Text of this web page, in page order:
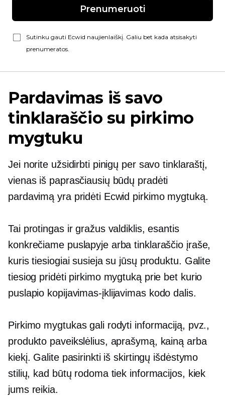
Prenumeruoti
Sutinku gauti Ecwid naujienlaiškį. Galiu bet kada atsisakyti
prenumeratos.
Pardavimas iš savo
tinklaraščio su pirkimo
mygtuku
Jei norite užsidirbti pinigų per savo tinklaraštį,
vienas iš paprasčiausių būdų pradėti
pardavimą yra pridėti Ecwid pirkimo mygtuką.
Tai protingas ir gražus valdiklis, esantis
konkrečiame puslapyje arba tinklaraščio įraše,
kuris tiesiogiai susieja su jūsų produktu. Galite
tiesiog pridėti pirkimo mygtuką prie bet kurio
puslapio kopijavimas-įklijavimaskodo dalis.
Pirkimo mygtukas gali rodyti informaciją, pvz.,
produkto paveikslėlius, aprašymą, kainą arba
kiekį. Galite pasirinkti iš skirtingų išdėstymo
stilių, kad būtų rodoma tiek informacijos, kiek
jums reikia.